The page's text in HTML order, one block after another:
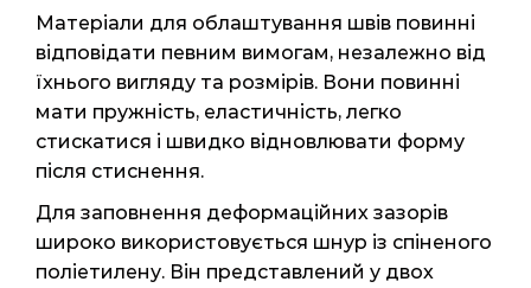
Матеріали для облаштування швів повинні
відповідати певним вимогам, незалежно від
їхнього вигляду та розмірів. Вони повинні
мати пружність, еластичність, легко
стискатися і швидко відновлювати форму
після стиснення.
Для заповнення деформаційних зазорів
широко використовується шнур із спіненого
поліетилену. Він представлений у двох